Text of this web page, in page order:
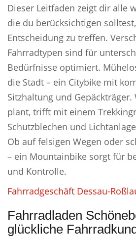
Dieser Leitfaden zeigt dir alle
die du berücksichtigen
Entscheidung zu treffen.
Fahrradtypen sind für
Bedürfnisse optimiert.
die Stadt – ein Citybike mit
Sitzhaltung und Gepäckträger.
plant, trifft mit einem
Schutzblechen und
Ob auf felsigen Wegen oder
– ein Mountainbike sorgt für
und Kontrolle.
Fahrradgeschäft Dessau-
Fahrradladen
glückliche